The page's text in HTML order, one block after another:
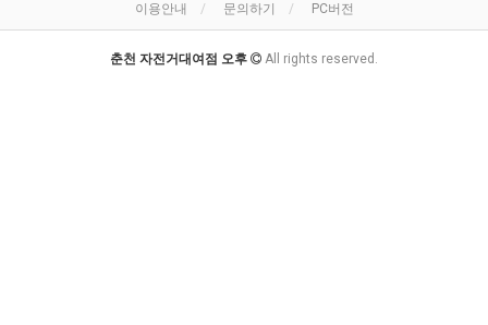
이용안내 문의하기 PC버전
춘천 자전거대여점 오후 All rights reserved.